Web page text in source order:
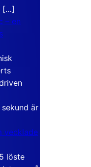
[…]
– en
är
vecklade
löste